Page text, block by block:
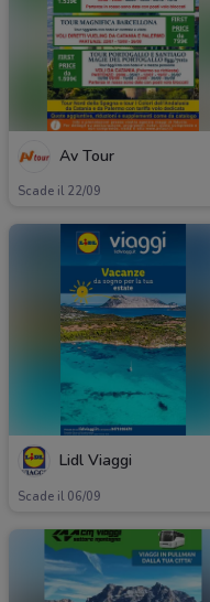
Av Tour
Scade il 22/09
Lidl Viaggi
Scade il 06/09